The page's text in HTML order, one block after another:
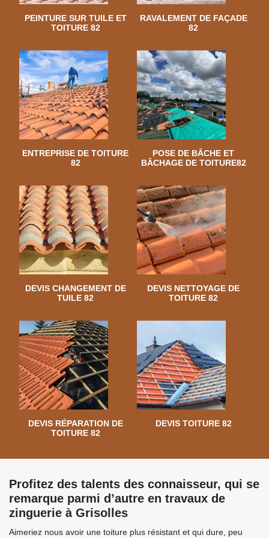
PEINTURE SUR TUILE ET
TOITURE 82
RAVALEMENT DE FAÇADE
82
ENTREPRISE DE TOITURE
82
POSE DE BÂCHE ET
BÂCHAGE DE TOITURE82
DEVIS CHANGEMENT DE
TUILE 82
DEVIS NETTOYAGE DE
TOITURE 82
DEVIS RÉPARATION DE
TOITURE 82
DEVIS TOITURE 82
Profitez des talents des connaisseur, qui se
remarque parmi d’autre en travaux de
zinguerie à Grisolles
Aimeriez nous avoir une toiture plus résistant et qui dure, peu